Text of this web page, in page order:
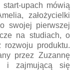
upach mówią
założycielki
swojej pierwszej
na studiach, o
rozwoju produktu.
przez Zuzannę
i zajmującą się